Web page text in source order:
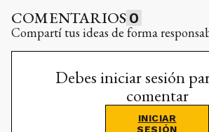
Debes iniciar sesión
comentar
SESIÓN
¿No tenés cuenta?